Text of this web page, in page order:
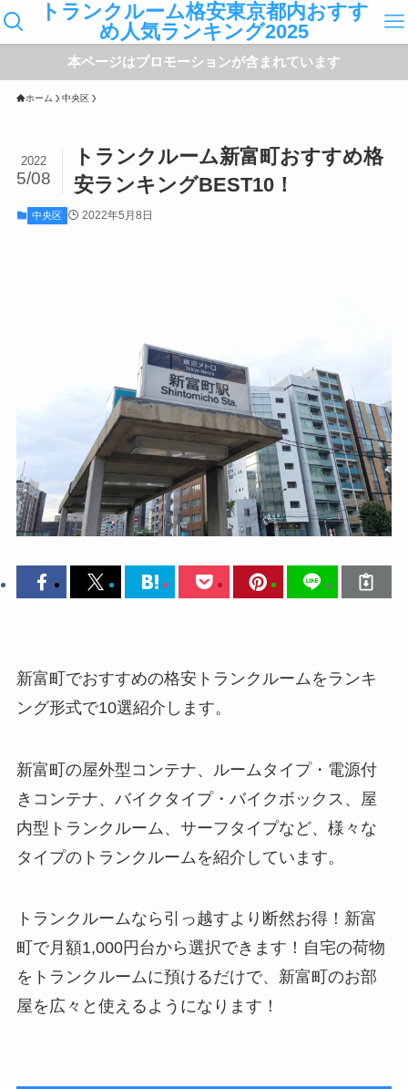
トランクルーム格安東京都内おすす
め人気ランキング2025
本ページはプロモーションが含まれています
ホーム 中央区
トランクルーム新富町おすすめ格
安ランキングBEST10！
2022
5/08
中央区 2022年5月8日
新富町でおすすめの格安トランクルームをランキ
ング形式で10選紹介します。
新富町の屋外型コンテナ、ルームタイプ・電源付
きコンテナ、バイクタイプ・バイクボックス、屋
内型トランクルーム、サーフタイプなど、様々な
タイプのトランクルームを紹介しています。
トランクルームなら引っ越すより断然お得！新富
町で月額1,000円台から選択できます！自宅の荷物
をトランクルームに預けるだけで、新富町のお部
屋を広々と使えるようになります！